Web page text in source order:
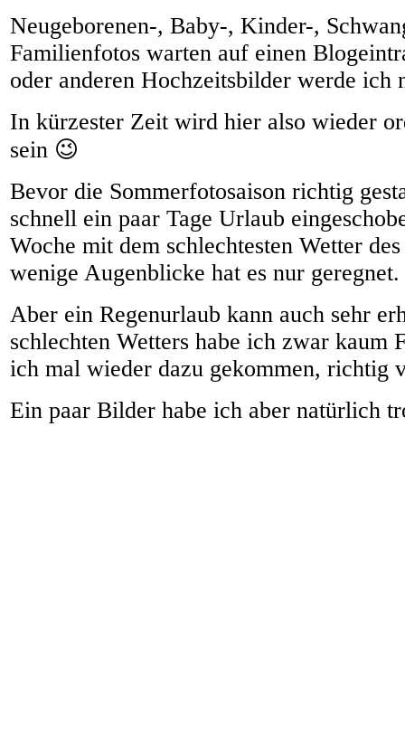
Neugeborenen-, Baby-, Kinder-,
Familienfotos warten auf einen
oder anderen Hochzeitsbilder werde ich
In kürzester Zeit wird hier also wieder
sein 😉
Bevor die Sommerfotosaison richtig
schnell ein paar Tage Urlaub
Woche mit dem schlechtesten Wetter
wenige Augenblicke hat es nur geregnet.
Aber ein Regenurlaub kann auch sehr
schlechten Wetters habe ich zwar kaum
ich mal wieder dazu gekommen, richtig
Ein paar Bilder habe ich aber natürlich